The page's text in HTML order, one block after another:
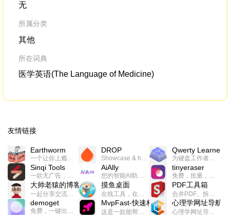
无
所属分类
其他
所在词典
医学英语(The Language of Medicine)
友情链接
Earthworm
一个让你上瘾的英语学习工具，使用 连词成句 、 i + 1 、 以终为始等学习理论来帮助你习得英语，通过不断的重复形成肌肉记忆，最重要的是 游戏化 的形式让学习英语从此不再痛苦
DROP
Showcase & host your work in extraordinary ways.不限速文件分享，托管，建站平台
Qwerty Learner
为键盘工作者设计的单词与肌肉记忆锻炼软件
Sinqi Tools
一款无广告，界面清爽的神奇在线小工具集合，范围包括但不限于：开发，设计，日常生活等
AiAlly
您的智能AI助手解决方案。提供24/7全天候的高效虚拟员工服务，助力个人和组织提升生产力、激发创新潜能。
tinyeraser
免费，批量，快速，一键换背景的桌面软件
大帅老猿的博客
一起分享交流生活学习，出海赚钱，编程技术，远程工作，优秀产品等相关话题。希望大家都能有所收获。
摸鱼桌面
在线工具，在线游戏，电影，小说各种有趣的资源这里都有
PDF工具箱
合并PDF、拆分PDF、旋转PDF、裁剪PDF、转换PDF、加密PDF、解密PDF、PDF加水印等多种PDF处理功能
demoget
免费，一键出成片的录屏Demo软件。支持4K导出，立即下载使用。
MvpFast-快速构建网站应用
这是一款能帮助你快速构建个人网站的应用，使用最新的前端技术栈，集成登录、鉴权、手机、邮箱、数据库、博客、文章、支付等等网站所需要的功能，你只需要花几个小时开发你的核心功能就可以上线，一次购买，永久拥有
心理学网址导航
心理学网址导航(psyhhub.org),着力打造国内心理学资源平台，是一个心理学网址资源大全，提供心理学学习,心理学考研,英语自学,计算机自学等众多学习内容。